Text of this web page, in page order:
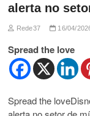
alerta no
Rede37 16/04/
Spread the love
Spread the